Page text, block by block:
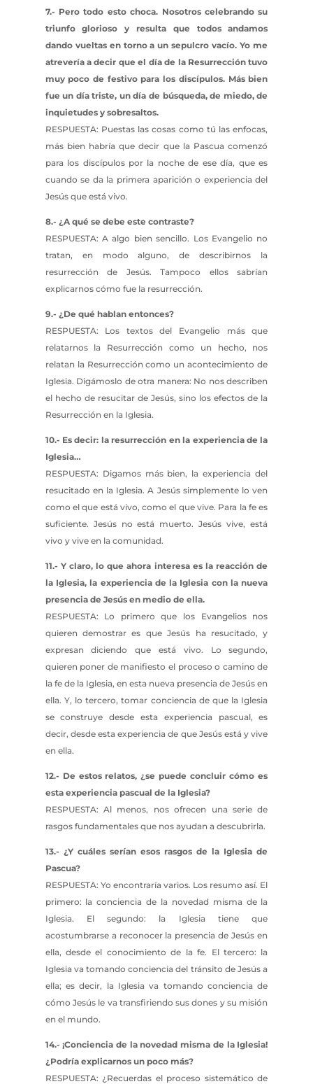
7.- Pero todo esto choca. Nosotros celebrando su
triunfo glorioso y resulta que todos andamos
dando vueltas en torno a un sepulcro vacío. Yo me
atrevería a decir que el día de la Resurrección tuvo
muy poco de festivo para los discípulos. Más bien
fue un día triste, un día de búsqueda, de miedo, de
inquietudes y sobresaltos.
RESPUESTA: Puestas las cosas como tú las enfocas,
más bien habría que decir que la Pascua comenzó
para los discípulos por la noche de ese día, que es
cuando se da la primera aparición o experiencia del
Jesús que está vivo.
8.- ¿A qué se debe este contraste?
RESPUESTA: A algo bien sencillo. Los Evangelio no
tratan, en modo alguno, de describirnos la
resurrección de Jesús. Tampoco ellos sabrían
explicarnos cómo fue la resurrección.
9.- ¿De qué hablan entonces?
RESPUESTA: Los textos del Evangelio más que
relatarnos la Resurrección como un hecho, nos
relatan la Resurrección como un acontecimiento de
Iglesia. Digámoslo de otra manera: No nos describen
el hecho de resucitar de Jesús, sino los efectos de la
Resurrección en la Iglesia.
10.- Es decir: la resurrección en la experiencia de la
Iglesia…
RESPUESTA: Digamos más bien, la experiencia del
resucitado en la Iglesia. A Jesús simplemente lo ven
como el que está vivo, como el que vive. Para la fe es
suficiente. Jesús no está muerto. Jesús vive, está
vivo y vive en la comunidad.
11.- Y claro, lo que ahora interesa es la reacción de
la Iglesia, la experiencia de la Iglesia con la nueva
presencia de Jesús en medio de ella.
RESPUESTA: Lo primero que los Evangelios nos
quieren demostrar es que Jesús ha resucitado, y
expresan diciendo que está vivo. Lo segundo,
quieren poner de manifiesto el proceso o camino de
la fe de la Iglesia, en esta nueva presencia de Jesús en
ella. Y, lo tercero, tomar conciencia de que la Iglesia
se construye desde esta experiencia pascual, es
decir, desde esta experiencia de que Jesús está y vive
en ella.
12.- De estos relatos, ¿se puede concluir cómo es
esta experiencia pascual de la Iglesia?
RESPUESTA: Al menos, nos ofrecen una serie de
rasgos fundamentales que nos ayudan a descubrirla.
13.- ¿Y cuáles serían esos rasgos de la Iglesia de
Pascua?
RESPUESTA: Yo encontraría varios. Los resumo así. El
primero: la conciencia de la novedad misma de la
Iglesia. El segundo: la Iglesia tiene que
acostumbrarse a reconocer la presencia de Jesús en
ella, desde el conocimiento de la fe. El tercero: la
Iglesia va tomando conciencia del tránsito de Jesús a
ella; es decir, la Iglesia va tomando conciencia de
cómo Jesús le va transfiriendo sus dones y su misión
en el mundo.
14.- ¡Conciencia de la novedad misma de la Iglesia!
¿Podría explicarnos un poco más?
RESPUESTA: ¿Recuerdas el proceso sistemático de